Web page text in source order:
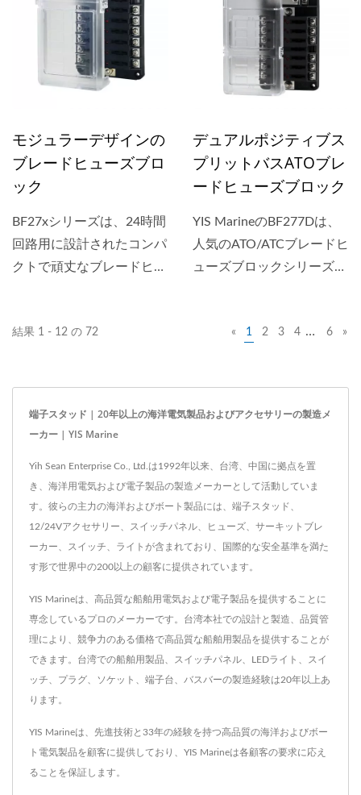
ッカー用の凹みがある透明
カバーが付属しており、異
なる端子（ネジ端子）を備
えた2つのバージョンがあ
テッカー用の凹みがある透
明なカバーが付属してお
り、スクリューターミナル
またはクイックターミナル
の2つのバージョンで利用
モジュラーデザインの
ブレードヒューズブロ
ック
BF27xシリーズは、24時間
回路用に設計されたコンパ
クトで頑丈なブレードヒュ
切れを示すLED、ラベルス
可能です。
デュアルポジティブス
プリットバスATOブレ
ードヒューズブロック
YIS MarineのBF277Dは、
人気のATO/ATCブレードヒ
ューズブロックシリーズを
採用しています。これによ
バンクを作成します。...
結果 1 - 12 の 72 « 1 2 3 4 … 6 »
端子スタッド | 20年以上の海洋電気製品およびアクセサリーの製造メ
ーカー | YIS Marine
Yih Sean Enterprise Co., Ltd.は1992年以来、台湾、中国に拠点を置
き、海洋用電気および電子製品の製造メーカーとして活動していま
す。彼らの主力の海洋およびボート製品には、端子スタッド、
12/24Vアクセサリー、スイッチパネル、ヒューズ、サーキットブレ
ーカー、スイッチ、ライトが含まれており、国際的な安全基準を満た
す形で世界中の200以上の顧客に提供されています。
YIS Marineは、高品質な船舶用電気および電子製品を提供することに
専念しているプロのメーカーです。台湾本社での設計と製造、品質管
理により、競争力のある価格で高品質な船舶用製品を提供することが
できます。台湾での船舶用製品、スイッチパネル、LEDライト、スイ
ッチ、プラグ、ソケット、端子台、バスバーの製造経験は20年以上あ
ります。
YIS Marineは、先進技術と33年の経験を持つ高品質の海洋およびボー
ト電気製品を顧客に提供しており、YIS Marineは各顧客の要求に応え
ることを保証します。